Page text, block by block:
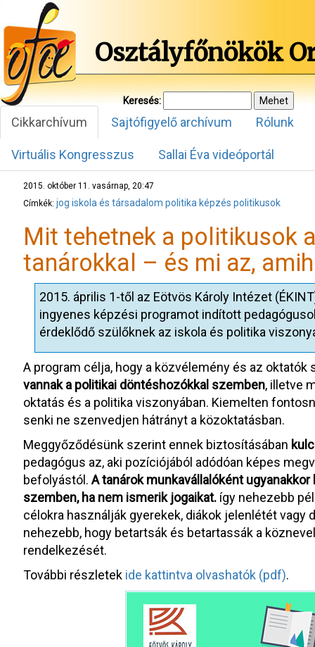
Osztályfőnökök
Keresés:
Cikkarchívum Sajtófigyelő archívum Rólunk
Virtuális Kongresszus Sallai Éva videóportál
2015. október 11. vasárnap, 20:47
Címkék: jog iskola és társadalom politika képzés politikusok
Mit tehetnek a politikusok
tanárokkal – és mi az,
2015. április 1-től az Eötvös Károly Intézet
ingyenes képzési programot indított
érdeklődő szülőknek az iskola és politika
A program célja, hogy a közvélemény és az oktatók
vannak a politikai döntéshozókkal szemben, illetve
oktatás és a politika viszonyában. Kiemelten
senki ne szenvedjen hátrányt a közoktatásban.
Meggyőződésünk szerint ennek biztosításában
pedagógus az, aki pozíciójából adódóan képes
befolyástól. A tanárok munkavállalóként
szemben, ha nem ismerik jogaikat. így nehezebb
célokra használják gyerekek, diákok jelenlétét vagy
nehezebb, hogy betartsák és betartassák a
rendelkezését.
További részletek ide kattintva olvashatók (pdf).